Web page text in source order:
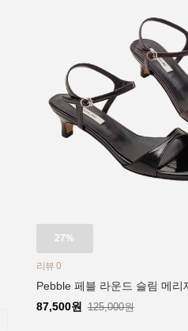
27%
리뷰 0
Pebble 페블 라운드 슬림 메리
87,500원
125,000원